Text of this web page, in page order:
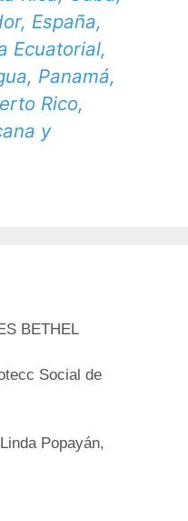
España,
Ecuatorial,
Panamá,
Rico,
y
BETHEL
Social de
Popayán,